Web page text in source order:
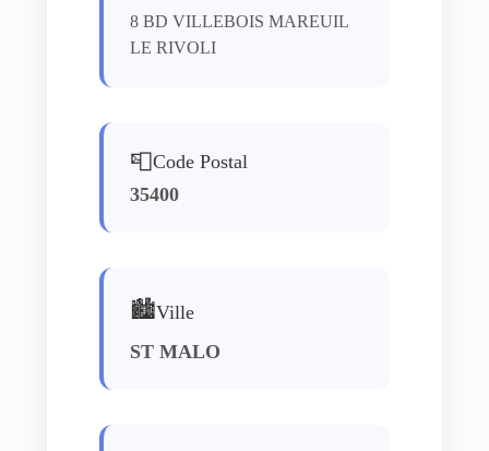
8 BD VILLEBOIS MAREUIL
LE RIVOLI
📮Code Postal
35400
🏙️Ville
ST MALO